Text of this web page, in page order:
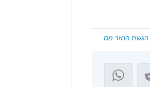
הגשת החזר מס